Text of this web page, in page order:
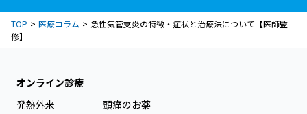
TOP 医療コラム
急性気管支炎の特徴・症状と治療法について【医師監
修】
オンライン診療
発熱外来
頭痛のお薬